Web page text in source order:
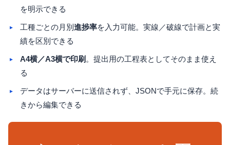
を明示できる
工種ごとの月別 進捗率を入力可能。実線／破線で計画と実
績を区別できる
A4横／A3横で印刷 。提出用の工程表としてそのまま使え
る
データはサーバーに送信されず、JSONで手元に保存。続
きから編集できる